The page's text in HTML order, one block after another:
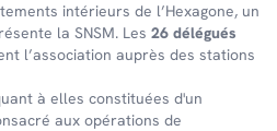
inté­rieurs de l’Hexa­gone, un
la SNSM. Les 26 délégués
l’association auprès des stations
à elles constituées d'un
aux opérations de